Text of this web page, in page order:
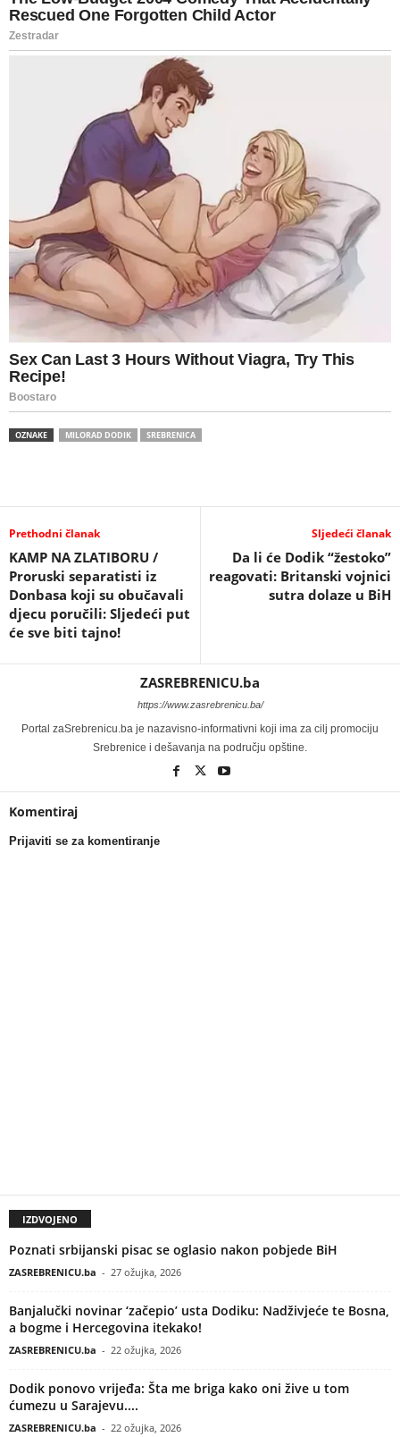
OZNAKE MILORAD DODIK SREBRENICA
Prethodni članak
KAMP NA ZLATIBORU /
Proruski separatisti iz
Donbasa koji su obučavali
djecu poručili: Sljedeći put
će sve biti tajno!
Sljedeći članak
Da li će Dodik “žestoko”
reagovati: Britanski vojnici
sutra dolaze u BiH
ZASREBRENICU.ba
https://www.zasrebrenicu.ba/
Portal zaSrebrenicu.ba je nazavisno-informativni koji ima za cilj promociju
Srebrenice i dešavanja na području opštine.
Komentiraj
Prijaviti se za komentiranje
IZDVOJENO
Poznati srbijanski pisac se oglasio nakon pobjede BiH
ZASREBRENICU.ba - 27 ožujka, 2026
Banjalučki novinar ‘začepio’ usta Dodiku: Nadživjeće te Bosna,
a bogme i Hercegovina itekako!
ZASREBRENICU.ba - 22 ožujka, 2026
Dodik ponovo vrijeđa: Šta me briga kako oni žive u tom
ćumezu u Sarajevu....
ZASREBRENICU.ba - 22 ožujka, 2026